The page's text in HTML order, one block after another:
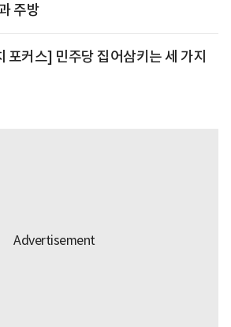
주방
포커스] 민주당 집어삼키는 세 가지